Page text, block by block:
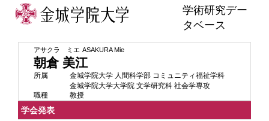
学術研究デー
タベース
アサクラ ミエ ASAKURA Mie
朝倉 美江
所属
金城学院大学 人間科学部 コミュニティ福祉学科
金城学院大学大学院 文学研究科 社会学専攻
職種
教授
学会発表